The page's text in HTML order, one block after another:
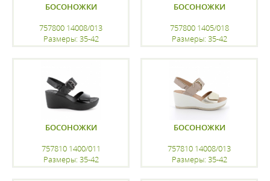
БОСОНОЖКИ
757800 14008/013
Размеры: 35-42
БОСОНОЖКИ
757800 1405/018
Размеры: 35-42
БОСОНОЖКИ
757810 1400/011
Размеры: 35-42
БОСОНОЖКИ
757810 14008/013
Размеры: 35-42